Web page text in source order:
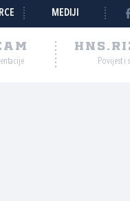
MEDIJI
Povijest i